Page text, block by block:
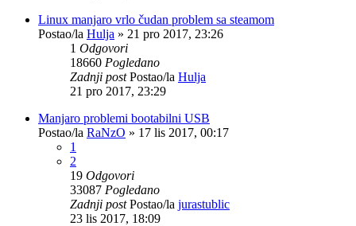
Linux manjaro vrlo čudan problem sa steamom
Postao/la Hulja » 21 pro 2017, 23:26
1 Odgovori
18660 Pogledano
Zadnji postPostao/la Hulja
21 pro 2017, 23:29
Manjaro problemi bootabilni USB
Postao/la RaNzO » 17 lis 2017, 00:17
1
2
19 Odgovori
33087 Pogledano
Zadnji postPostao/la jurastublic
23 lis 2017, 18:09